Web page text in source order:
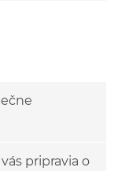
pripravia o